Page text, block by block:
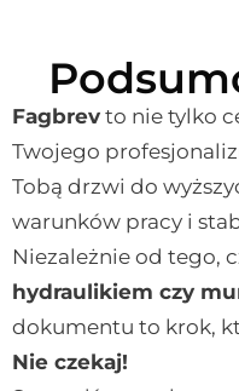
Fagbrev to nie tylko
Twojego
Tobą drzwi do
warunków pracy i
Niezależnie od tego,
hydraulikiem czy
dokumentu to krok,
Nie czekaj!